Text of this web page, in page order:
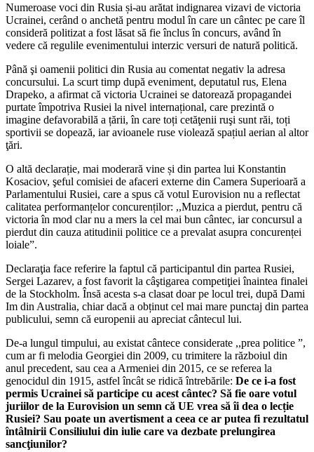
Numeroase voci din Rusia și-au arătat indignarea vizavi de victoria
Ucrainei, cerând o anchetă pentru modul în care un cântec pe care îl
consideră politizat a fost lăsat să fie înclus în concurs, având în
vedere că regulile evenimentului interzic versuri de natură politică.
Până şi oamenii politici din Rusia au comentat negativ la adresa
concursului. La scurt timp după eveniment, deputatul rus, Elena
Drapeko, a afirmat că victoria Ucrainei se datorează propagandei
purtate împotriva Rusiei la nivel internațional, care prezintă o
imagine defavorabilă a țării, în care toți cetăţenii ruşi sunt răi, toți
sportivii se dopează, iar avioanele ruse violează spațiul aerian al altor
ţări.
O altă declarație, mai moderară vine și din partea lui Konstantin
Kosaciov, şeful comisiei de afaceri externe din Camera Superioară a
Parlamentului Rusiei, care a spus că votul Eurovision nu a reflectat
calitatea performanțelor concurenților: ,,Muzica a pierdut, pentru că
victoria în mod clar nu a mers la cel mai bun cântec, iar concursul a
pierdut din cauza atitudinii politice ce a prevalat asupra concurenței
loialeˮ.
Declaraţia face referire la faptul că participantul din partea Rusiei,
Sergei Lazarev, a fost favorit la câştigarea competiţiei înaintea finalei
de la Stockholm. Însă acesta s-a clasat doar pe locul trei, după Dami
Im din Australia, chiar dacă a obținut cel mai mare punctaj din partea
publicului, semn că europenii au apreciat cântecul lui.
De-a lungul timpului, au existat cântece considerate ,,prea politice ˮ,
cum ar fi melodia Georgiei din 2009, cu trimitere la războiul din
anul precedent, sau cea a Armeniei din 2015, ce se referea la
genocidul din 1915, astfel încât se ridică întrebările: De ce i-a fost
permis Ucrainei să participe cu acest cântec? Să fie oare votul
juriilor de la Eurovision un semn că UE vrea să îi dea o lecție
Rusiei? Sau poate un avertisment a ceea ce ar putea fi rezultatul
întâlnirii Consiliului din iulie care va dezbate prelungirea
sancţiunilor?